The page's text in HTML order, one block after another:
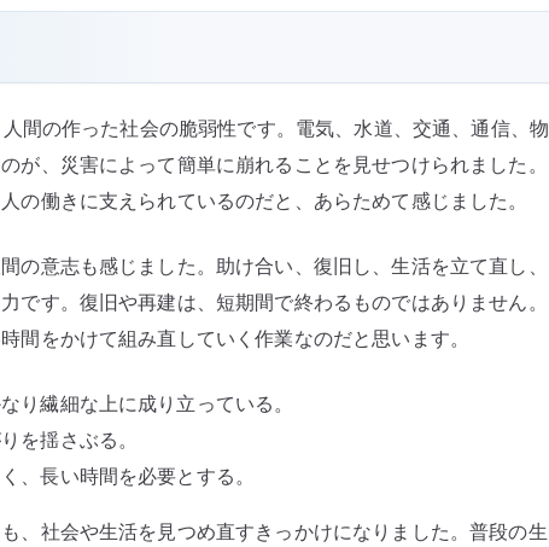
間の作った社会の脆弱性です。電気、水道、交通、通信、物
が、災害によって簡単に崩れることを見せつけられました。
の働きに支えられているのだと、あらためて感じました。
の意志も感じました。助け合い、復旧し、生活を立て直し、
です。復旧や再建は、短期間で終わるものではありません。
間をかけて組み直していく作業なのだと思います。
り繊細な上に成り立っている。
を揺さぶる。
、長い時間を必要とする。
、社会や生活を見つめ直すきっかけになりました。普段の生